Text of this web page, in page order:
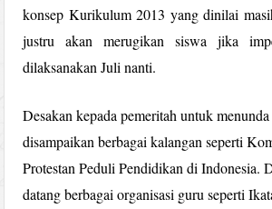
konsep Kurikulum 2013 yang dinilai
justru akan merugikan siswa jika
dilaksanakan Juli nanti.
Desakan kepada pemeritah untuk
disampaikan berbagai kalangan seperti
Protestan Peduli Pendidikan di Indonesia.
datang berbagai organisasi guru seperti